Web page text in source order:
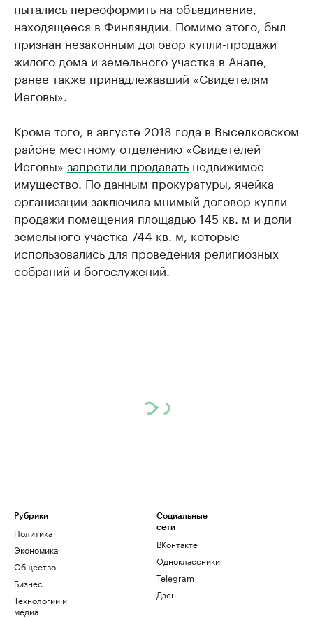
пытались переоформить на объединение,
находящееся в Финляндии. Помимо этого, был
признан незаконным договор купли-продажи
жилого дома и земельного участка в Анапе,
ранее также принадлежавший «Свидетелям
Иеговы».
Кроме того, в августе 2018 года в Выселковском
районе местному отделению «Свидетелей
Иеговы» запретили продавать недвижимое
имущество. По данным прокуратуры, ячейка
организации заключила мнимый договор купли
продажи помещения площадью 145 кв. м и доли
земельного участка 744 кв. м, которые
использовались для проведения религиозных
собраний и богослужений.
Рубрики
Политика
Экономика
Общество
Бизнес
Технологии и
медиа
Социальные
сети
ВКонтакте
Одноклассники
Telegram
Дзен